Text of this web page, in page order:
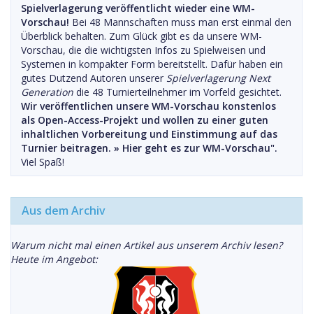
Spielverlagerung veröffentlicht wieder eine WM-
Vorschau! Bei 48 Mannschaften muss man erst einmal den
Überblick behalten. Zum Glück gibt es da unsere WM-
Vorschau, die die wichtigsten Infos zu Spielweisen und
Systemen in kompakter Form bereitstellt. Dafür haben ein
gutes Dutzend Autoren unserer Spielverlagerung Next
Generation die 48 Turnierteilnehmer im Vorfeld gesichtet.
Wir veröffentlichen unsere WM-Vorschau konstenlos
als Open-Access-Projekt und wollen zu einer guten
inhaltlichen Vorbereitung und Einstimmung auf das
Turnier beitragen. » Hier geht es zur WM-Vorschau".
Viel Spaß!
Aus dem Archiv
Warum nicht mal einen Artikel aus unserem Archiv lesen?
Heute im Angebot: